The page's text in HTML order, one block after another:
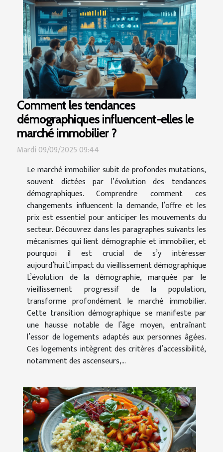
Comment les tendances
démographiques influencent-elles le
marché immobilier ?
Mardi 09/09/2025 09:44
Le marché immobilier subit de profondes mutations,
souvent dictées par l’évolution des tendances
démographiques. Comprendre comment ces
changements influencent la demande, l’offre et les
prix est essentiel pour anticiper les mouvements du
secteur. Découvrez dans les paragraphes suivants les
mécanismes qui lient démographie et immobilier, et
pourquoi il est crucial de s’y intéresser
aujourd’hui.L’impact du vieillissement démographique
L’évolution de la démographie, marquée par le
vieillissement progressif de la population,
transforme profondément le marché immobilier.
Cette transition démographique se manifeste par
une hausse notable de l’âge moyen, entraînant
l’essor de logements adaptés aux personnes âgées.
Ces logements intègrent des critères d’accessibilité,
notamment des ascenseurs,...